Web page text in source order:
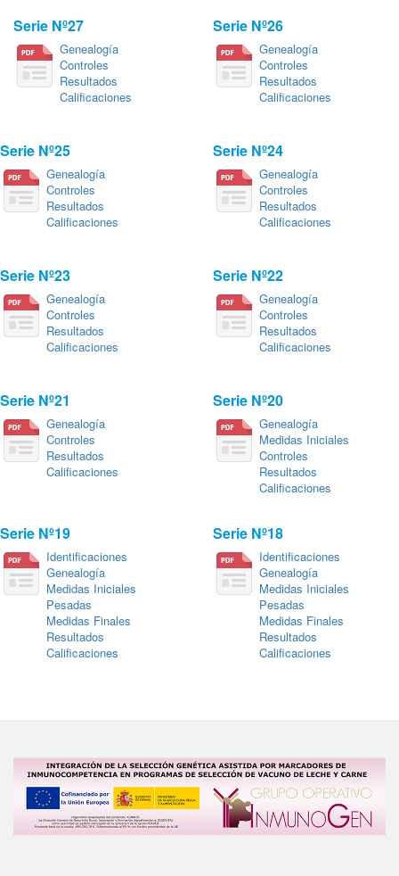
Serie Nº27
Genealogía
Controles
Resultados
Calificaciones
Serie Nº26
Genealogía
Controles
Resultados
Calificaciones
Serie Nº25
Genealogía
Controles
Resultados
Calificaciones
Serie Nº24
Genealogía
Controles
Resultados
Calificaciones
Serie Nº23
Genealogía
Controles
Resultados
Calificaciones
Serie Nº22
Genealogía
Controles
Resultados
Calificaciones
Serie Nº21
Genealogía
Controles
Resultados
Calificaciones
Serie Nº20
Genealogía
Medidas Iniciales
Controles
Resultados
Calificaciones
Serie Nº19
Identificaciones
Genealogía
Medidas Iniciales
Pesadas
Medidas Finales
Resultados
Calificaciones
Serie Nº18
Identificaciones
Genealogía
Medidas Iniciales
Pesadas
Medidas Finales
Resultados
Calificaciones